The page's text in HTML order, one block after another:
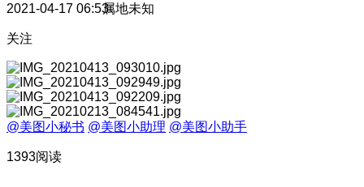
2021-04-17 06:53属地未知
关注
@美图小秘书 @美图小助理 @美图小助手
1393阅读